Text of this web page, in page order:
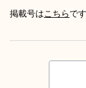
掲載号はこちらです